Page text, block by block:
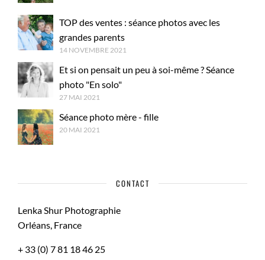
TOP des ventes : séance photos avec les
grandes parents
14 NOVEMBRE 2021
Et si on pensait un peu à soi-même ? Séance
photo "En solo"
27 MAI 2021
Séance photo mère - fille
20 MAI 2021
CONTACT
Lenka Shur Photographie
Orléans, France
+ 33 (0) 7 81 18 46 25